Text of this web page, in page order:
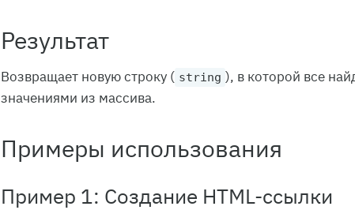
Результат
Возвращает новую строку ( string ), в которой все
значениями из массива.
Примеры использования
Пример 1: Создание HTML-ссылки